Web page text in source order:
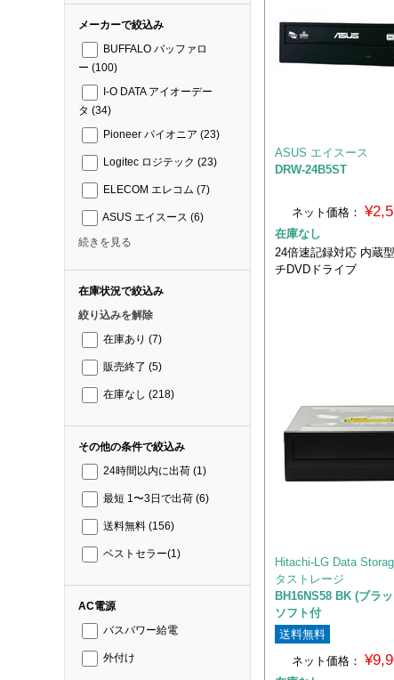
メーカーで絞込み
BUFFALO バッファロ
ー (100)
I-O DATA アイオーデー
タ (34)
Pioneer パイオニア (23)
Logitec ロジテック (23)
ELECOM エレコム (7)
ASUS エイスース (6)
続きを見る
在庫状況で絞込み
絞り込みを解除
在庫あり (7)
販売終了 (5)
在庫なし (218)
その他の条件で絞込み
24時間以内に出荷 (1)
最短 1〜3日で出荷 (6)
送料無料 (156)
ベストセラー(1)
AC電源
バスパワー給電
外付け
ASUS エイスース
DRW-24B5ST
ネット価格：
在庫なし
24倍速記録対応 内蔵
チDVDドライブ
Hitachi-LG Data
タストレージ
BH16NS58 BK (ブラ
ソフト付
送料無料
ネット価格：